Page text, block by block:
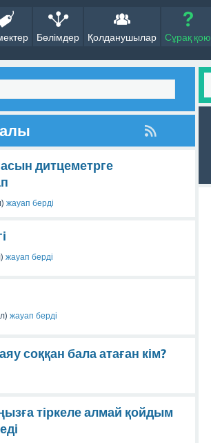
Бөлімдер Қолданушылар Сұрақ қою
дитцеметрге
жауап берді
жауап берді
жауап берді
соққан бала атаған кім?
тіркеле алмай қойдым